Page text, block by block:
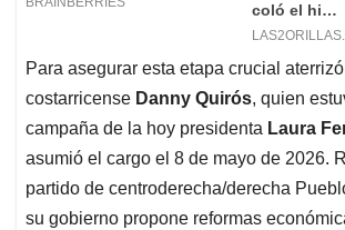
Para asegurar esta etapa crucial aterrizó
costarricense Danny Quirós, quien
campaña de la hoy presidenta Laura
asumió el cargo el 8 de mayo de 2026.
partido de centroderecha/derecha
su gobierno propone reformas